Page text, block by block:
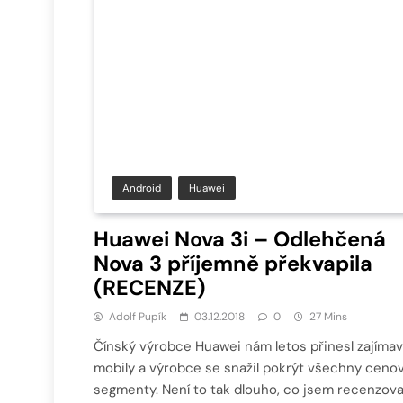
Android Huawei
Huawei Nova 3i – Odlehčená
Nova 3 příjemně překvapila
(RECENZE)
Adolf Pupík 03.12.2018 0 27 Mins
Čínský výrobce Huawei nám letos přinesl
mobily a výrobce se snažil pokrýt všechny
segmenty. Není to tak dlouho, co jsem